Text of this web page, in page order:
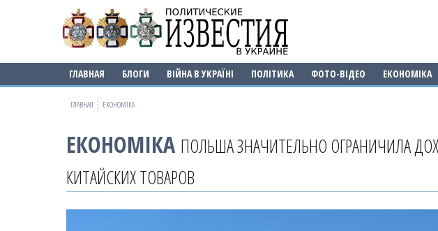
ГЛАВНАЯ БЛОГИ ВІЙНА В УКРАЇНІ ПОЛІТИКА ФОТО-ВІДЕО ЕКОНОМІКА
ГЛАВНАЯ ЕКОНОМІКА
ЕКОНОМІКА ПОЛЬША ЗНАЧИТЕЛЬНО ОГРАНИЧИЛА
КИТАЙСКИХ ТОВАРОВ